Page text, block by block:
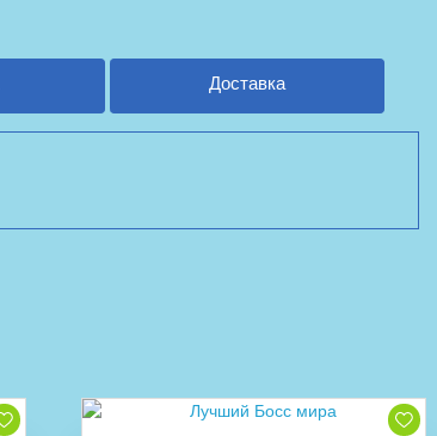
Доставка